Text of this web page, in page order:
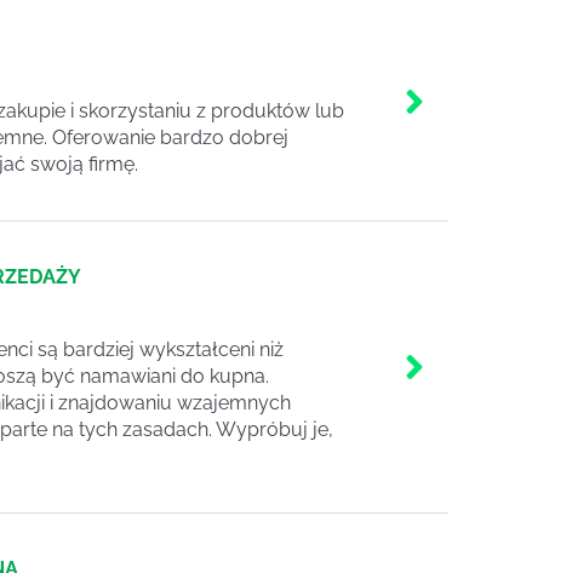
i skorzystaniu z produktów lub
Oferowanie bardzo dobrej
swoją firmę.
są bardziej wykształceni niż
być namawiani do kupna.
i znajdowaniu wzajemnych
na tych zasadach. Wypróbuj je,